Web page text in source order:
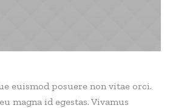
euismod posuere non vitae orci.
magna id egestas. Vivamus